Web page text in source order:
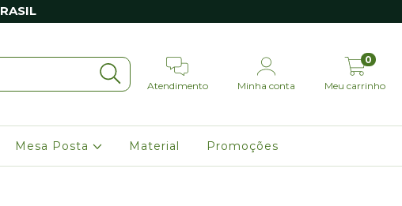
Atendimento Minha conta Meu carrinho
0
Mesa Posta Material Promoções